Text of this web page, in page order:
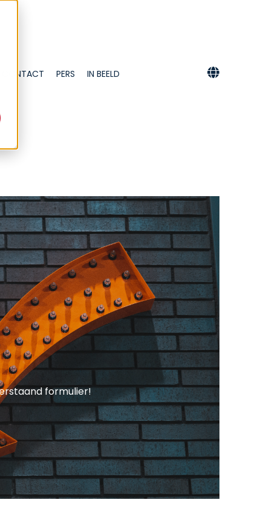
CONTACT PERS IN BEELD
formulier!